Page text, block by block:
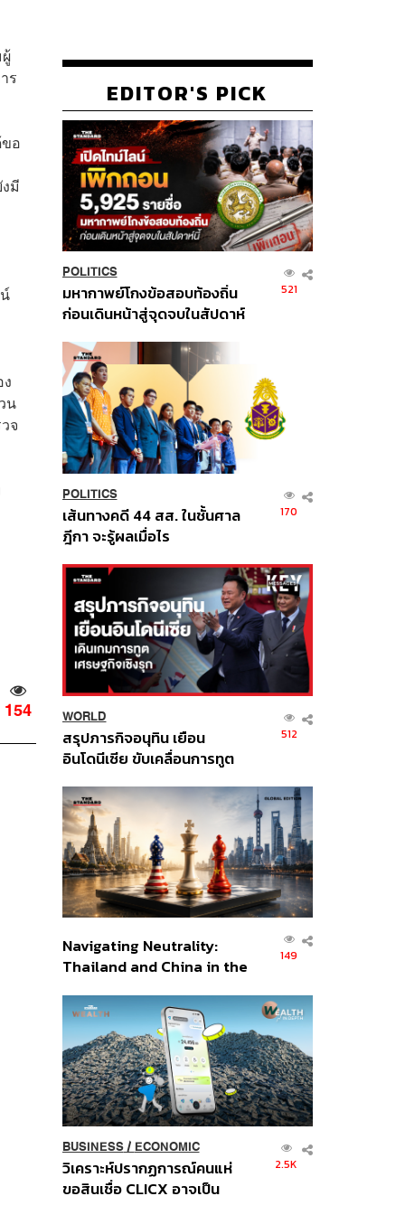
ร
อ
มี
น
จ
154
EDITOR'S PICK
POLITICS
มหากาพย์โกงข้อสอบท้องถิ่น
ก่อนเดินหน้าสู่จุดจบในสัปดาห์
521
POLITICS
เส้นทางคดี 44 สส. ในชั้นศาล
ฎีกา จะรู้ผลเมื่อไร
170
WORLD
สรุปภารกิจอนุทิน เยือน
อินโดนีเซีย ขับเคลื่อนการทูต
ส่วนยุทธศาสตร์ไทย –
อินโดนีเซีย
512
Navigating Neutrality:
Thailand and China in the
Order
149
BUSINESS/ ECONOMIC
วิเคราะห์ปรากฏการณ์คนแห่
ขอสินเชื่อ CLICX อาจเป็น
2.5K